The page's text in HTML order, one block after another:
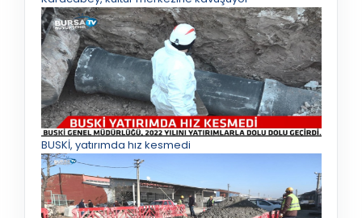
BUSKİ, yatırımda hız kesmedi